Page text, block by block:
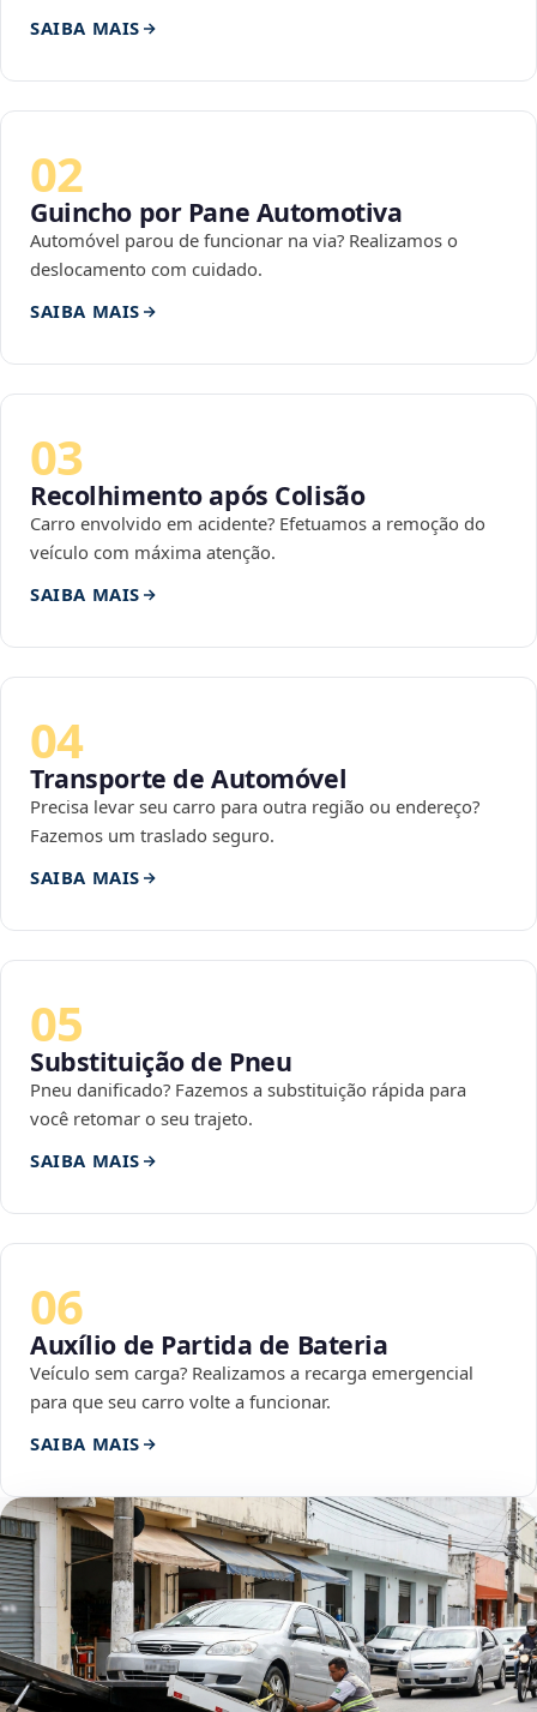
SAIBA MAIS
02
Guincho por Pane Automotiva
Automóvel parou de funcionar na via? Realizamos o
deslocamento com cuidado.
SAIBA MAIS
03
Recolhimento após Colisão
Carro envolvido em acidente? Efetuamos a remoção do
veículo com máxima atenção.
SAIBA MAIS
04
Transporte de Automóvel
Precisa levar seu carro para outra região ou endereço?
Fazemos um traslado seguro.
SAIBA MAIS
05
Substituição de Pneu
Pneu danificado? Fazemos a substituição rápida para
você retomar o seu trajeto.
SAIBA MAIS
06
Auxílio de Partida de Bateria
Veículo sem carga? Realizamos a recarga emergencial
para que seu carro volte a funcionar.
SAIBA MAIS